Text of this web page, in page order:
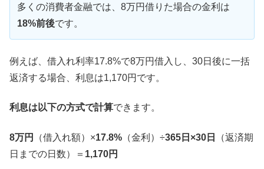
多くの消費者金融では、8万円借りた場合の金利は
18%前後です。
例えば、借入れ利率17.8%で8万円借入し、30日後に一括
返済する場合、利息は1,170円です。
利息は以下の方式で計算できます。
8万円 （借入れ額）×17.8% （金利）÷365日×30日
（返済期
日までの日数）＝ 1,170円